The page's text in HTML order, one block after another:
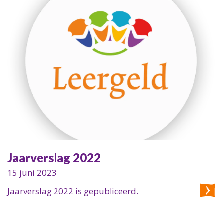
Jaarverslag 2022
15 juni 2023
Jaarverslag 2022 is gepubliceerd.